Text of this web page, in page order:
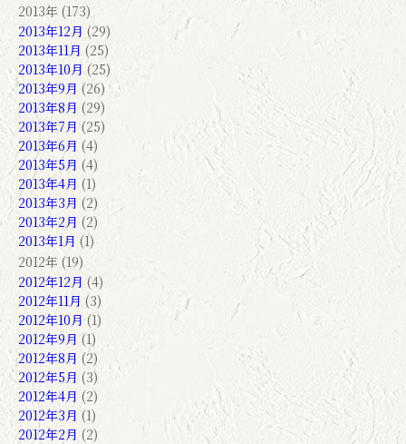
2013年 (173)
2013年12月 (29)
2013年11月 (25)
2013年10月 (25)
2013年9月 (26)
2013年8月 (29)
2013年7月 (25)
2013年6月 (4)
2013年5月 (4)
2013年4月 (1)
2013年3月 (2)
2013年2月 (2)
2013年1月 (1)
2012年 (19)
2012年12月 (4)
2012年11月 (3)
2012年10月 (1)
2012年9月 (1)
2012年8月 (2)
2012年5月 (3)
2012年4月 (2)
2012年3月 (1)
2012年2月 (2)